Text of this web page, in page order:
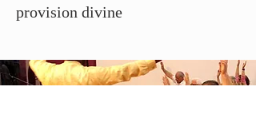
provision divine